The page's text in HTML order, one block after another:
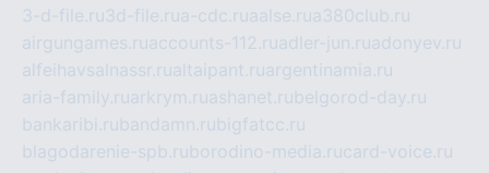
3-d-file.ru3d-file.rua-cdc.ruaalse.rua380club.ru
airgungames.ruaccounts-112.ruadler-jun.ruadonyev.ru
alfeihavsalnassr.rualtaipant.ruargentinamia.ru
aria-family.ruarkrym.ruashanet.rubelgorod-day.ru
bankaribi.rubandamn.rubigfatcc.ru
blagodarenie-spb.ruborodino-media.rucard-voice.ru